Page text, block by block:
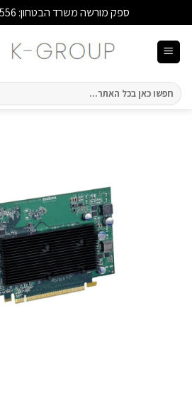
ספק מורשה משרד הבטחון: 0011022556
חיפוש
עבור: